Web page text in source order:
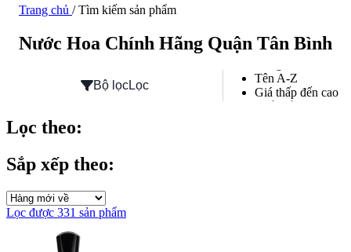
Trang chủ / Tìm kiếm sản phẩm
Nước Hoa Chính Hãng Quận Tân Bình
Bộ lọcLọc
Hàng mới về
Tên A-Z
Giá thấp đến cao
Lọc theo:
Sắp xếp theo:
Lọc được 331 sản phẩm